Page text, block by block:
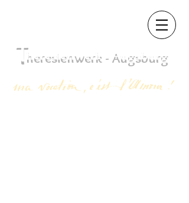
Theresienwerk - Augsburg